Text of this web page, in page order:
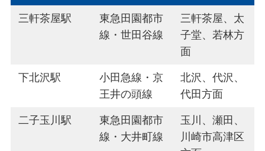
三軒茶屋駅
東急田園都市
線・世田谷線
三軒茶屋、太
子堂、若林方
面
下北沢駅
小田急線・京
王井の頭線
北沢、代沢、
代田方面
二子玉川駅
東急田園都市
線・大井町線
玉川、瀬田、
川崎市高津区